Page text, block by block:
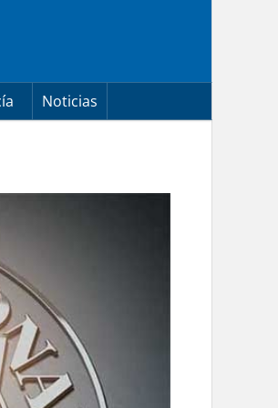
Noticias